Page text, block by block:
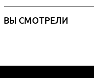
ВЫ СМОТРЕЛИ